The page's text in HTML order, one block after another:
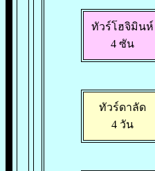
ทัวร์โฮจิมินห์
4 ซัน
ทัวร์ดาลัด
4 วัน